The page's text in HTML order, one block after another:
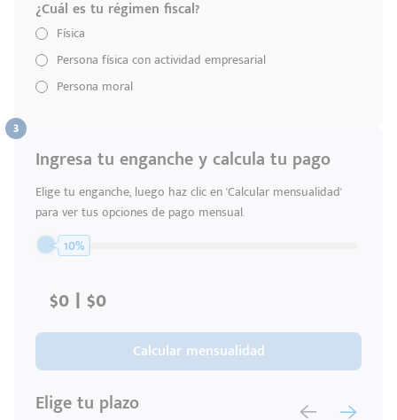
Escríbenos
Código
Postal
Ingresar
¿Cuál es tu régimen fiscal?
Física
Persona física con actividad empresarial
Persona moral
Ingresa tu enganche y calcula tu pago
Elige tu enganche, luego haz clic en 'Calcular mensualidad'
para ver tus opciones de pago mensual.
10%
Calcular mensualidad
Elige tu plazo